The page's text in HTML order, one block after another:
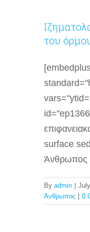
του
surface
Άνθρωπος
By admin
Άνθρωπος
0